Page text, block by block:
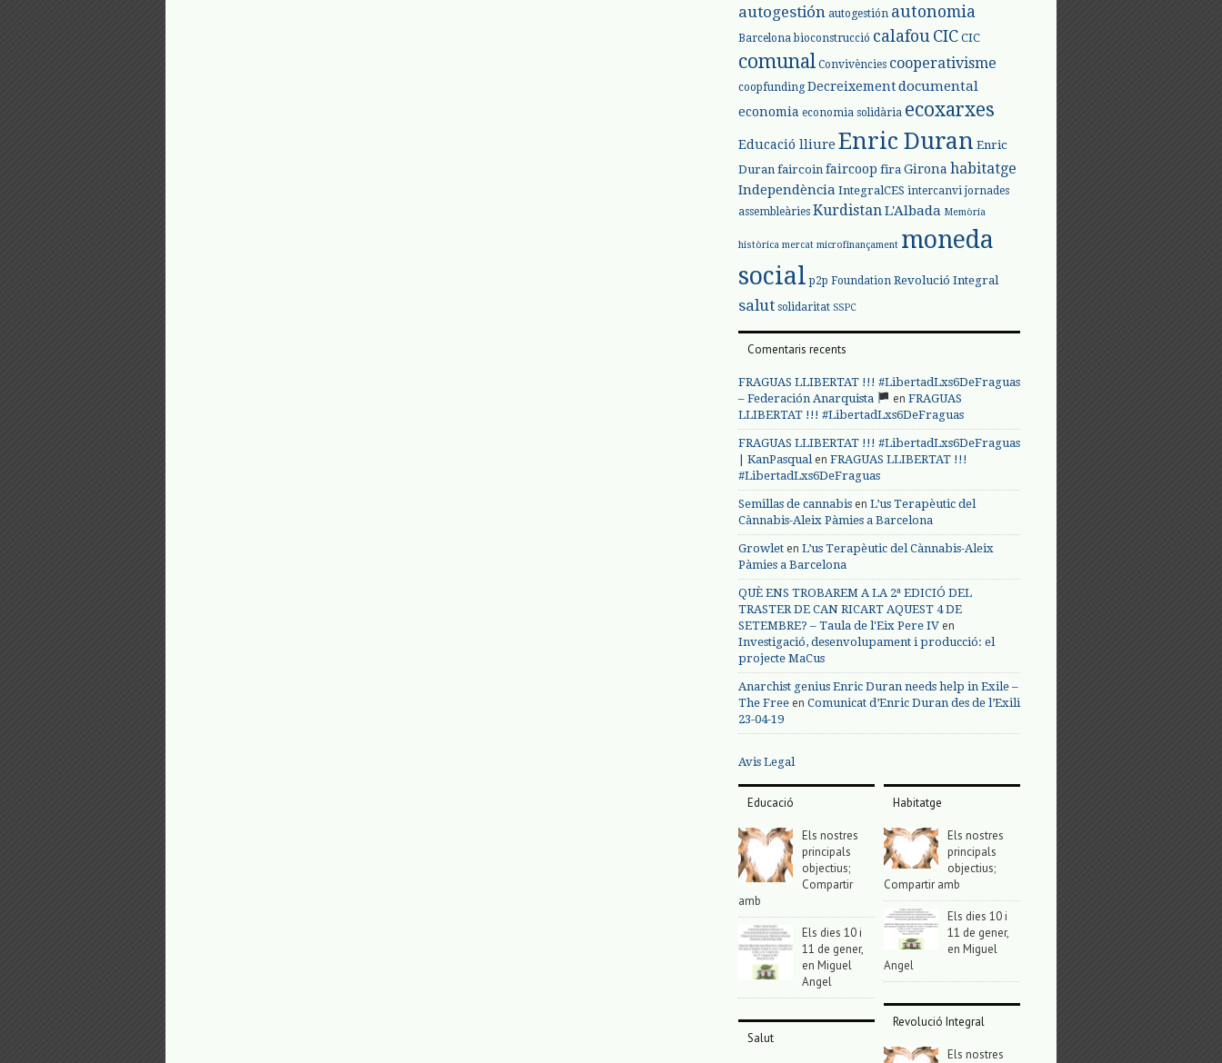
autogestión autogestión autonomia
Barcelona bioconstrucció calafou CIC CIC
comunal Convivències cooperativisme
coopfunding Decreixementdocumental
economia economia solidària ecoxarxes
Educació lliure Enric Duran Enric
Duran faircoin faircoop fira Girona habitatge
Independència IntegralCES intercanvi jornades
assembleàries Kurdistan L'Albada Memòria
històrica mercat microfinançament moneda
social p2p Foundation Revolució Integral
salut solidaritat SSPC
Comentaris recents
FRAGUAS LLIBERTAT !!! #LibertadLxs6DeFraguas
– Federación Anarquista
en FRAGUAS
LLIBERTAT !!! #LibertadLxs6DeFraguas
FRAGUAS LLIBERTAT !!! #LibertadLxs6DeFraguas
| KanPasqualen FRAGUAS LLIBERTAT !!!
#LibertadLxs6DeFraguas
Semillas de cannabis en L’us Terapèutic del
Cànnabis-Aleix Pàmies a Barcelona
Growlet en L’us Terapèutic del Cànnabis-Aleix
Pàmies a Barcelona
QUÈ ENS TROBAREM A LA 2ª EDICIÓ DEL
TRASTER DE CAN RICART AQUEST 4 DE
SETEMBRE? – Taula de l'Eix Pere IV en
Investigació, desenvolupament i producció: el
projecte MaCus
Anarchist genius Enric Duran needs help in Exile –
The Free en Comunicat d’Enric Duran des de l’Exili
23-04-19
Avis Legal
Educació
Els nostres
principals
objectius;
Compartir
amb
Els dies 10 i
11 de gener,
en Miguel
Angel
Salut
Habitatge
Els nostres
principals
objectius;
Compartir amb
Els dies 10 i
11 de gener,
en Miguel
Angel
Revolució Integral
Els nostres